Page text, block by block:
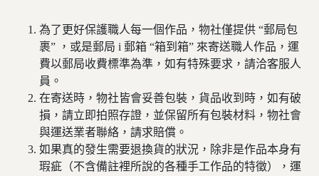
為了更好保護職人每一個作品，物社僅提供 “郵局包
裹” ，或是郵局 i 郵箱 “箱到箱” 來寄送職人作品，運
費以郵局收費標準為準，如有特殊要求，請洽客服人
員。
在寄送時，物社皆會妥善包裝，貨品收到時，如有破
損，請立即拍照存證，並保留所有包裝材料，物社會
與運送業者聯絡，請求賠償。
如果真的發生需要退換貨的狀況，除非是作品本身有
瑕疵（不含備註裡所說的各種手工作品的特徵），運